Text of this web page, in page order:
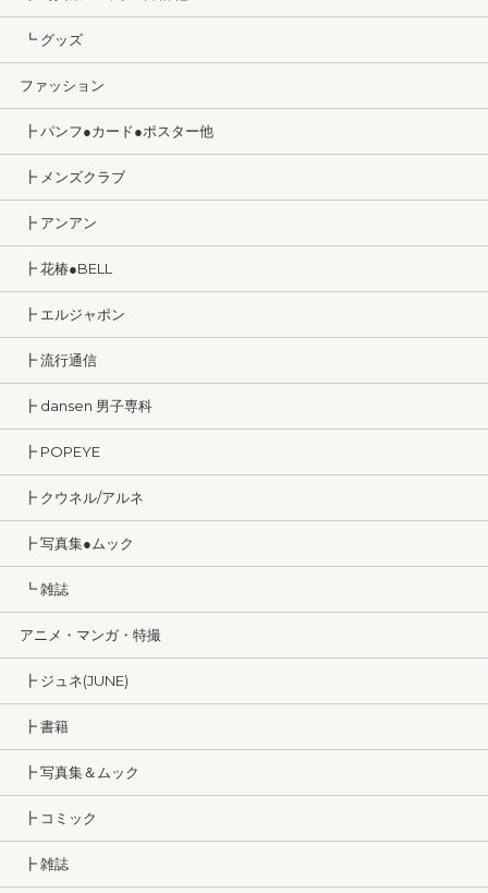
┗ グッズ
ファッション
┣ パンフ●カード●ポスター他
┣ メンズクラブ
┣ アンアン
┣ 花椿●BELL
┣ エルジャポン
┣ 流行通信
┣ dansen 男子専科
┣ POPEYE
┣ クウネル/アルネ
┣ 写真集●ムック
┗ 雑誌
アニメ・マンガ・特撮
┣ ジュネ(JUNE)
┣ 書籍
┣ 写真集＆ムック
┣ コミック
┣ 雑誌